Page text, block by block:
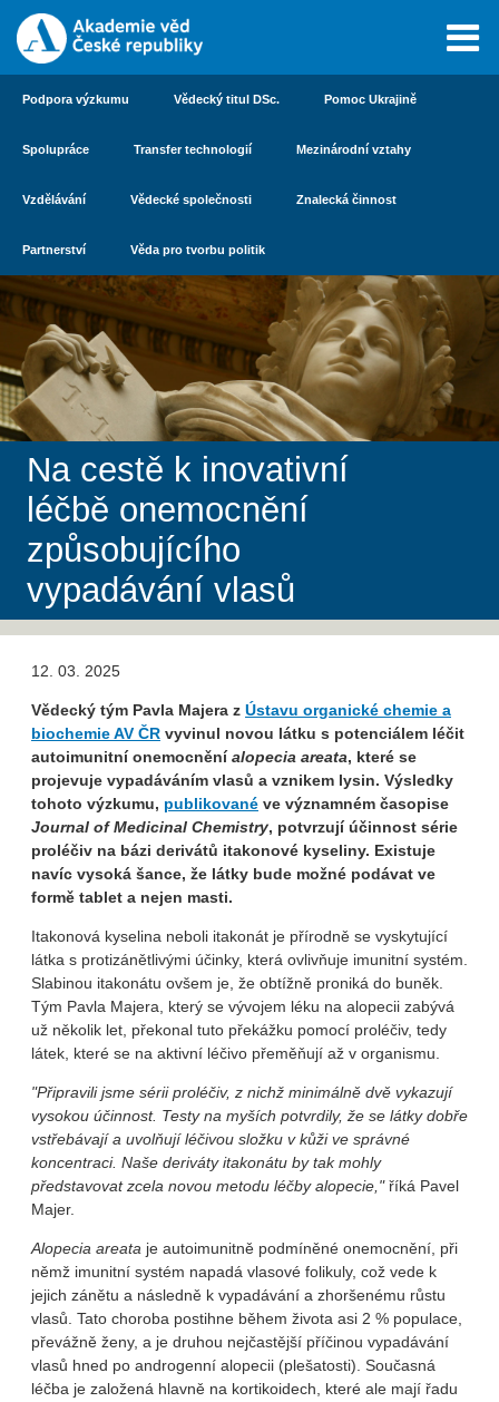
Podpora výzkumu Vědecký titul DSc. Pomoc Ukrajině
Spolupráce Transfer technologií Mezinárodní vztahy
Vzdělávání Vědecké společnosti Znalecká činnost
Partnerství Věda pro tvorbu politik
Na cestě k inovativní
léčbě onemocnění
způsobujícího
vypadávání vlasů
12. 03. 2025
Vědecký tým Pavla Majera z Ústavu organické chemie a
biochemie AV ČR vyvinul novou látku s potenciálem léčit
autoimunitní onemocněníalopecia areata, které se
projevuje vypadáváním vlasů a vznikem lysin. Výsledky
tohoto výzkumu, publikované ve významném časopise
Journal of Medicinal Chemistry, potvrzují účinnost série
proléčiv na bázi derivátů itakonové kyseliny. Existuje
navíc vysoká šance, že látky bude možné podávat ve
formě tablet a nejen masti.
Itakonová kyselina neboli itakonát je přírodně se vyskytující
látka s protizánětlivými účinky, která ovlivňuje imunitní systém.
Slabinou itakonátu ovšem je, že obtížně proniká do buněk.
Tým Pavla Majera, který se vývojem léku na alopecii zabývá
už několik let, překonal tuto překážku pomocí proléčiv, tedy
látek, které se na aktivní léčivo přeměňují až v organismu.
"Připravili jsme sérii proléčiv, z nichž minimálně dvě vykazují
vysokou účinnost. Testy na myších potvrdily, že se látky dobře
vstřebávají a uvolňují léčivou složku v kůži ve správné
koncentraci. Naše deriváty itakonátu by tak mohly
představovat zcela novou metodu léčby alopecie,"říká Pavel
Majer.
Alopecia areata je autoimunitně podmíněné onemocnění, při
němž imunitní systém napadá vlasové folikuly, což vede k
jejich zánětu a následně k vypadávání a zhoršenému růstu
vlasů. Tato choroba postihne během života asi 2 % populace,
převážně ženy, a je druhou nejčastější příčinou vypadávání
vlasů hned po androgenní alopecii (plešatosti). Současná
léčba je založená hlavně na kortikoidech, které ale mají řadu